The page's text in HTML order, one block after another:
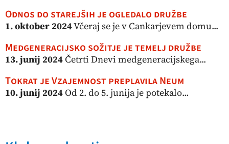
Odnos do starejših je ogledalo družbe
1. oktober 2024Včeraj se je v Cankarjevem domu...
Medgeneracijsko sožitje je temelj družbe
13. junij 2024Četrti Dnevi medgeneracijskega...
Tokrat je Vzajemnost preplavila Neum
10. junij 2024Od 2. do 5. junija je potekalo...